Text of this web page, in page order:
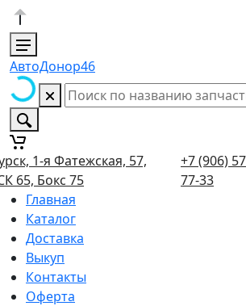
АвтоДонор46
1-я Фатежская, 57,
65, Бокс 75
+7 (906)
77-33
Главная
Каталог
Доставка
Выкуп
Контакты
Оферта